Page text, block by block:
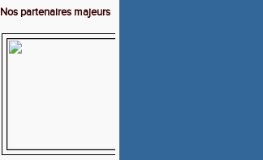
Nos partenaires majeurs